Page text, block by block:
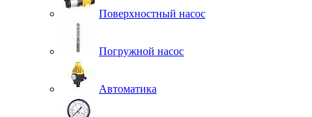
Поверхностный насос
Погружной насос
Автоматика